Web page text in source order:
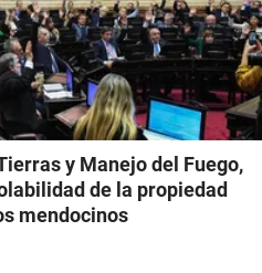
y Manejo del Fuego,
de la propiedad
mendocinos